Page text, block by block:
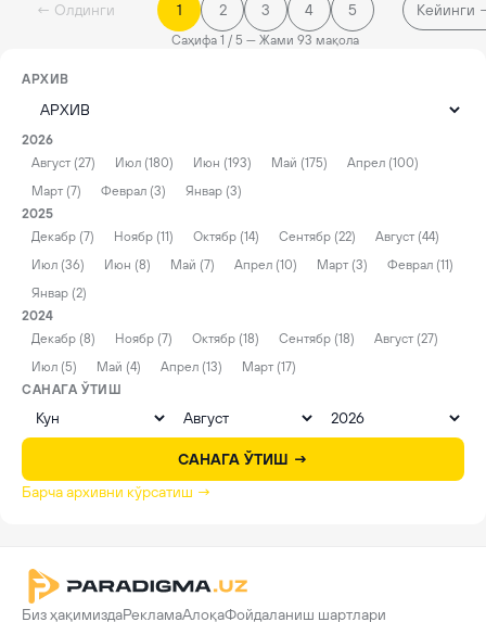
← Олдинги 1 2 3 4 5 Кейинги
Саҳифа 1 / 5 — Жами 93 мақола
АРХИВ
2026
Август (27)
Июл (180) Июн (193) Май (175)
Апрел (100)
Март (7)
Феврал (3)
Январ (3)
2025
Декабр (7)
Ноябр (11) Октябр (14) Сентябр (22)
Август (44)
Июл (36)
Июн (8) Май (7) Апрел (10) Март (3)
Феврал (11)
Январ (2)
2024
Декабр (8)
Ноябр (7) Октябр (18) Сентябр (18)
Август (27)
Июл (5)
Май (4) Апрел (13)
Март (17)
САНАГА ЎТИШ
САНАГА ЎТИШ →
Барча архивни кўрсатиш →
Биз ҳақимиздаРекламаАлоқаФойдаланиш шартлари